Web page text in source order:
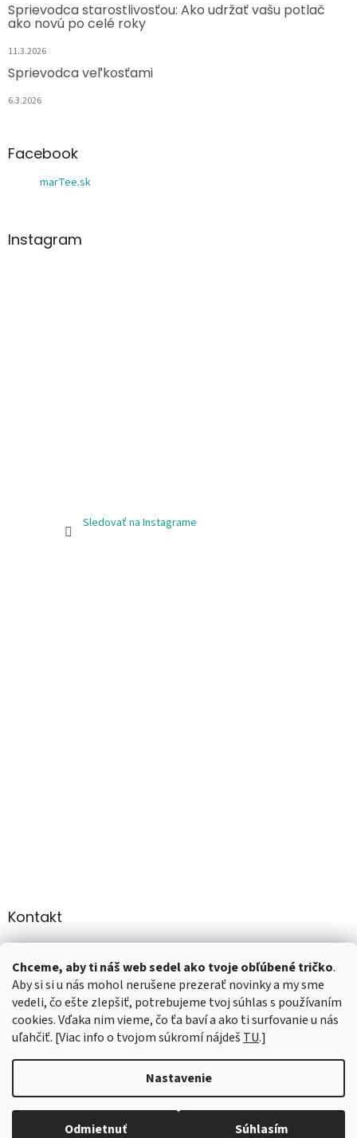
Chceme, aby ti náš web sedel ako tvoje obľúbené tričko.
Aby si si u nás mohol nerušene prezerať novinky a my sme
vedeli, čo ešte zlepšiť, potrebujeme tvoj súhlas s používaním
cookies. Vďaka nim vieme, čo ťa baví a ako ti surfovanie u nás
uľahčiť. [Viac info o tvojom súkromí nájdeš TU.]
Nastavenie
Odmietnuť Súhlasím
Sprievodca starostlivosťou: Ako udržať vašu potlač
ako novú po celé roky
11.3.2026
Sprievodca veľkosťami
6.3.2026
Facebook
marTee.sk
Instagram
Sledovať na Instagrame
Kontakt
+421 907947783
Vytvoril Shoptet
Copyright 2026marTee.sk. Všetky práva vyhradené.Upraviť